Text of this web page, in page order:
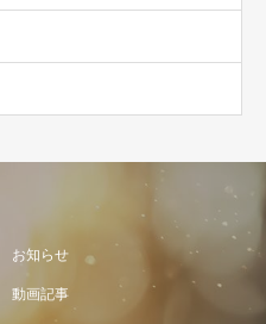
お知らせ
動画記事